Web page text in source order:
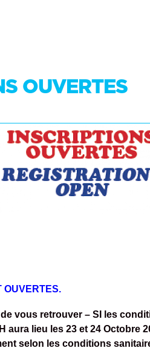
OUVERTES
OUVERTES.
de vous retrouver – SI les
aura lieu les 23 et 24 Octobre
selon les conditions